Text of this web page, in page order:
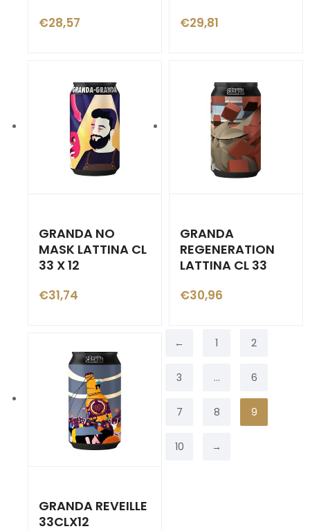
€28,57 €29,81
GRANDA NO
MASK LATTINA CL
33 X 12
€31,74
GRANDA
REGENERATION
LATTINA CL 33
€30,96
GRANDA REVEILLE
33CLX12
← 1 2
3 … 6
7 8 9
10 →